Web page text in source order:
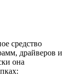
средство
драйверов и
она